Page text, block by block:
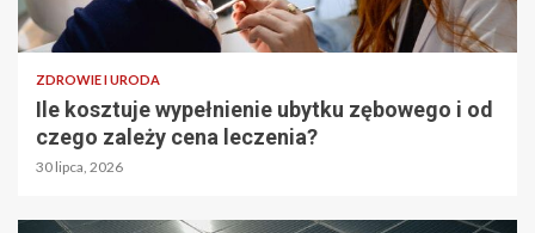
ZDROWIE I URODA
Ile kosztuje wypełnienie ubytku zębowego i od
czego zależy cena leczenia?
30 lipca, 2026